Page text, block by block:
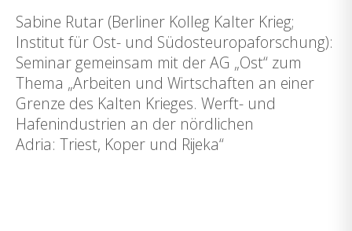
Sabine Rutar (Berliner Kolleg Kalter Krieg;
Institut für Ost- und Südosteuropaforschung):
Seminar gemeinsam mit der AG „Ost“ zum
Thema „Arbeiten und Wirtschaften an einer
Grenze des Kalten Krieges. Werft- und
Hafenindustrien an der nördlichen
Adria: Triest, Koper und Rijeka“